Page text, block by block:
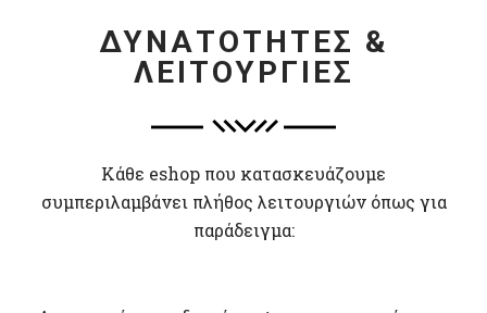
ΔΥΝΑΤΟΤΗΤΕΣ &
ΛΕΙΤΟΥΡΓΙΕΣ
Κάθε eshop που κατασκευάζουμε
συμπεριλαμβάνει πλήθος λειτουργιών όπως για
παράδειγμα: